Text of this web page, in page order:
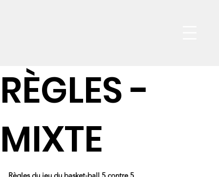
RÈGLES -
MIXTE
Règles du jeu du basket-ball 5 contre 5